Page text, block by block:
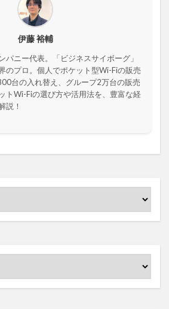
伊藤 裕輔
パニー代表。「ビジネスサイボーグ」
のプロ。個人でポケット型Wi-Fiの販売
台の入れ替え、グループ2万台の販売
トWi-Fiの選び方や活用法を、豊富な経
説！